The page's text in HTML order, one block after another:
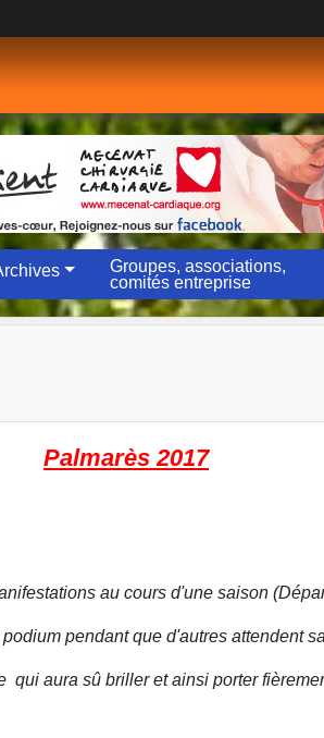
Groupes, associations,
comités entreprise
Palmarès 2017
au cours d'une saison
pendant que d'autres attendent
qui aura sû briller et ainsi porter